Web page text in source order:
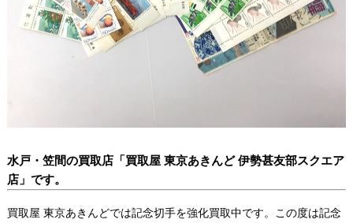
水戸・笠間の買取店「買取屋 東京あきんど 伊勢甚友部スクエア
店」です。
買取屋 東京あきんどでは記念切手を強化買取中です。この度は記念